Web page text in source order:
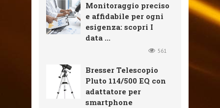
Monitoraggio preciso
e affidabile per ogni
esigenza: scopri I
data ...
561
Bresser Telescopio
Pluto 114/500 EQ con
adattatore per
smartphone